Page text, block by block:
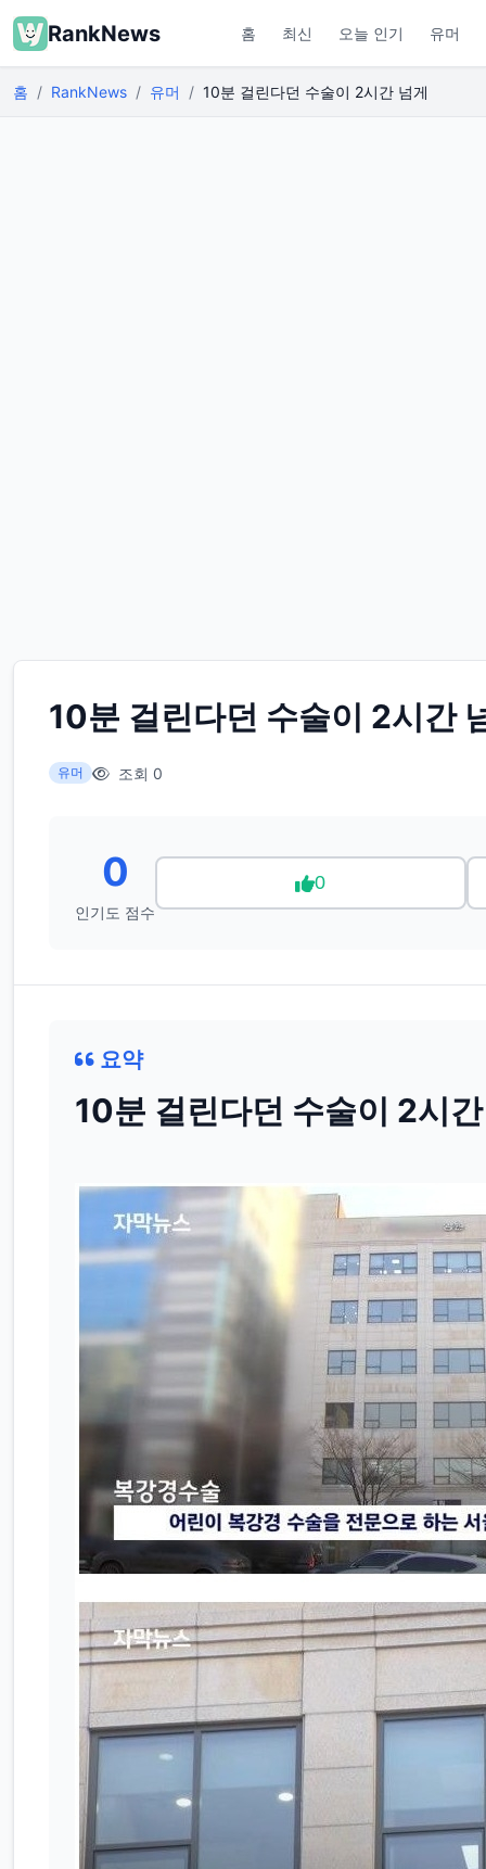
RankNews 홈 최신 오늘 인기 유머
홈 RankNews 유머 10분 걸린다던 수술이 2시간 넘게
10분 걸린다던 수술이 2시간
유머 조회 0
0
인기도 점수
0
요약
10분 걸린다던 수술이 2시